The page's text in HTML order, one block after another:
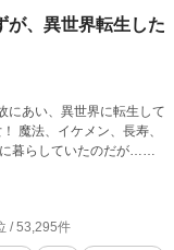
が、異世界転生した
にあい、異世界に転生して
森の中で幸せに暮らしていたのだが……
/ 53,295件